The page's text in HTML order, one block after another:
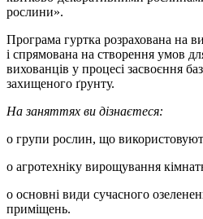
рослини».
Програма гуртка розрахована на
і спрямована на створення умов
вихованців у процесі засвоєння
захищеного ґрунту.
На заняттях ви дізнаєтеся:
o групи рослин, що
o агротехніку вирощування
o основні види сучасного
приміщень.